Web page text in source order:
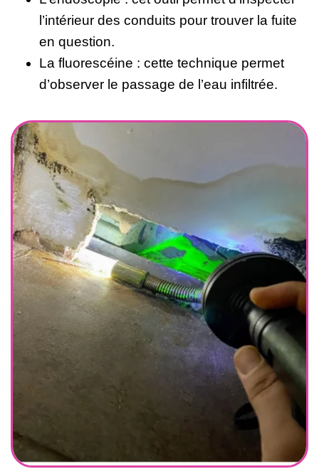
l’intérieur des conduits pour trouver la fuite
en question.
La fluorescéine : cette technique permet
d’observer le passage de l’eau infiltrée.